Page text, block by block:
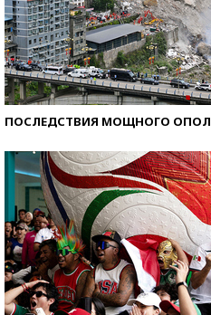
ПОСЛЕДСТВИЯ МОЩНОГО